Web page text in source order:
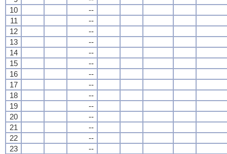
10
--
11
--
12
--
13
--
14
--
15
--
16
--
17
--
18
--
19
--
20
--
21
--
22
--
23
--